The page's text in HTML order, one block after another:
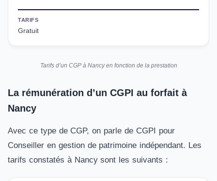
TARIFS
Gratuit
Tarifs d’un CGP à Nancy en fonction de la prestation
La rémunération d’un CGPI au forfait à
Nancy
Avec ce type de CGP, on parle de CGPI pour
Conseiller en gestion de patrimoine indépendant. Les
tarifs constatés à Nancy sont les suivants :